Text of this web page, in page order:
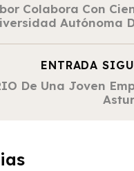
Colabora Con
Autónoma
ENTRADA
De Una Joven